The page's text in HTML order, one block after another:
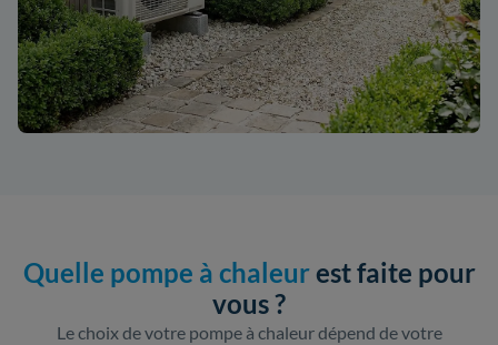
Quelle pompe à chaleurest faite pour
vous ?
Le choix de votre pompe à chaleur dépend de votre